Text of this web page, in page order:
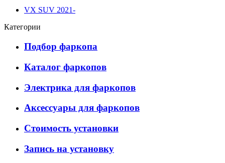
VX SUV 2021-
Категории
Подбор фаркопа
Каталог фаркопов
Электрика для фаркопов
Аксессуары для фаркопов
Стоимость установки
Запись на установку